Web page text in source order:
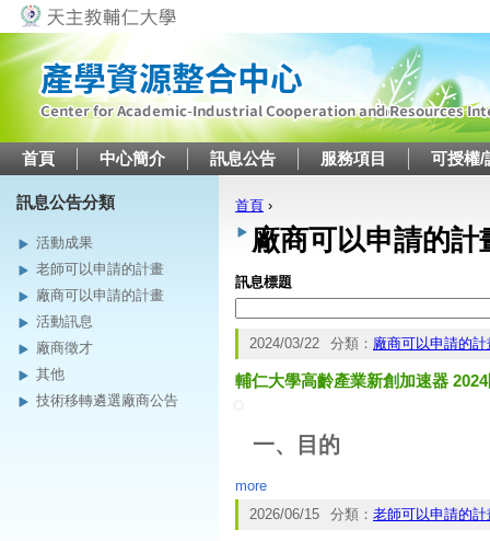
首頁 中心簡介 訊息公告 服務項目 可授權/
訊息公告分類
活動成果
老師可以申請的計畫
廠商可以申請的計畫
活動訊息
廠商徵才
其他
技術移轉遴選廠商公告
您在這裡
首頁 ›
廠商可以申請的計
訊息標題
2024/03/22 分類： 廠商可以申請的計
輔仁大學高齡產業新創加速器
一、目的
精神，成立高齡產業新創加速器，希
more
2026/06/15
分類： 老師可以申請的計